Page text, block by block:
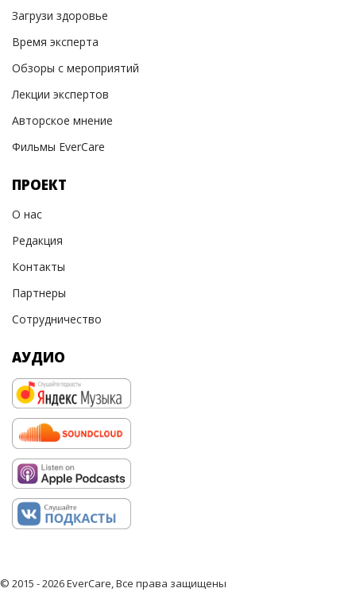
Загрузи здоровье
Время эксперта
Обзоры с мероприятий
Лекции экспертов
Авторское мнение
Фильмы EverCare
ПРОЕКТ
О нас
Редакция
Контакты
Партнеры
Сотрудничество
АУДИО
© 2015 - 2026 EverCare, Все права защищены